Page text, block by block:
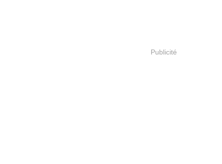
Publicité